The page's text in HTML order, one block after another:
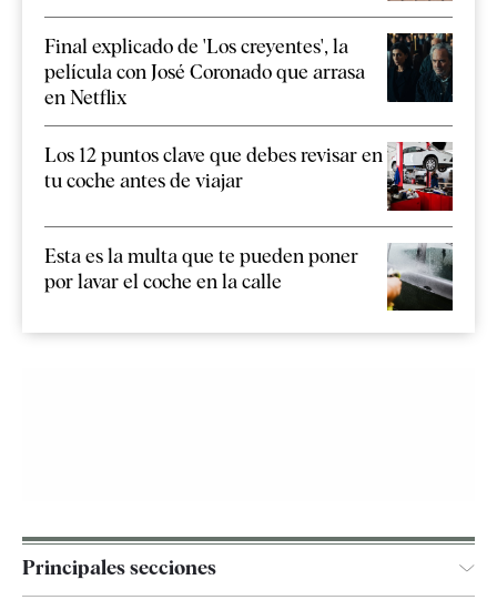
Final explicado de 'Los creyentes', la
película con José Coronado que arrasa
en Netflix
Los 12 puntos clave que debes revisar en
tu coche antes de viajar
Esta es la multa que te pueden poner
por lavar el coche en la calle
Principales secciones